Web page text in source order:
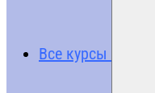
Все курсы